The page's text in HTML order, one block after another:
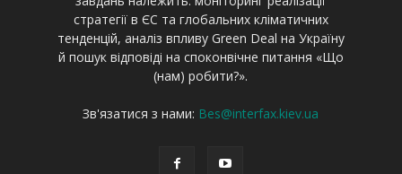
стратегії в ЄС та глобальних кліматичних
тенденцій, аналіз впливу Green Deal на Україну
й пошук відповіді на споконвічне питання «Що
(нам) робити?».
Зв'язатися з нами: Bes@interfax.kiev.ua